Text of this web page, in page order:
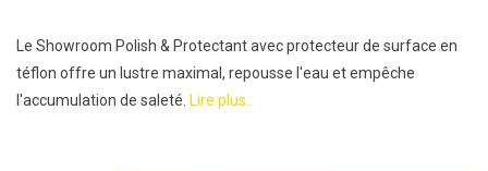
Le Showroom Polish & Protectant avec protecteur de surface en
téflon offre un lustre maximal, repousse l'eau et empêche
l'accumulation de saleté. Lire plus..